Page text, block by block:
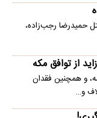
نفر از متهمان قتل حمیدرضا رجب‌زاده،
از توافق مکه
و همچنین فقدان
و…